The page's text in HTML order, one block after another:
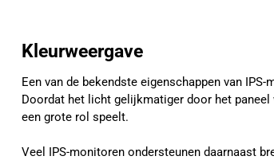
Kleurweergave
Een van de bekendste eigenschappen van
Doordat het licht gelijkmatiger door het
een grote rol speelt.
Veel IPS-monitoren ondersteunen daarnaast